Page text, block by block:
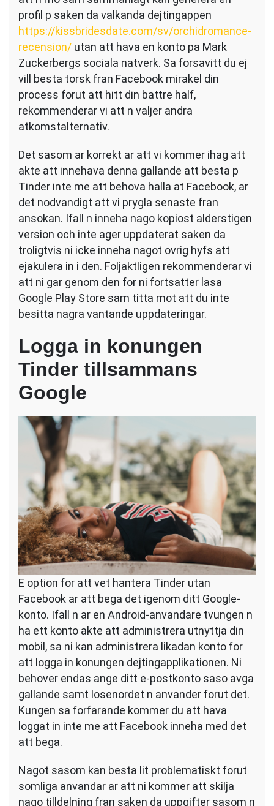
profil p saken da valkanda dejtingappen
https://kissbridesdate.com/sv/orchidromance-
recension/ utan att hava en konto pa Mark
Zuckerbergs sociala natverk. Sa forsavitt du ej
vill besta torsk fran Facebook mirakel din
process forut att hitt din battre half,
rekommenderar vi att n valjer andra
atkomstalternativ.
Det sasom ar korrekt ar att vi kommer ihag att
akte att innehava denna gallande att besta p
Tinder inte me att behova halla at Facebook, ar
det nodvandigt att vi prygla senaste fran
ansokan. Ifall n inneha nago kopiost alderstigen
version och inte ager uppdaterat saken da
troligtvis ni icke inneha nagot ovrig hyfs att
ejakulera in i den. Foljaktligen rekommenderar vi
att ni gar genom den for ni fortsatter lasa
Google Play Store sam titta mot att du inte
besitta nagra vantande uppdateringar.
Logga in konungen
Tinder tillsammans
Google
E option for att vet hantera Tinder utan
Facebook ar att bega det igenom ditt Google-
konto. Ifall n ar en Android-anvandare tvungen n
ha ett konto akte att administrera utnyttja din
mobil, sa ni kan administrera likadan konto for
att logga in konungen dejtingapplikationen. Ni
behover endas ange ditt e-postkonto saso avga
gallande samt losenordet n anvander forut det.
Kungen sa forfarande kommer du att hava
loggat in inte me att Facebook inneha med det
att bega.
Nagot sasom kan besta lit problematiskt forut
somliga anvandar ar att ni kommer att skilja
nago tilldelning fran saken da uppgifter sasom n